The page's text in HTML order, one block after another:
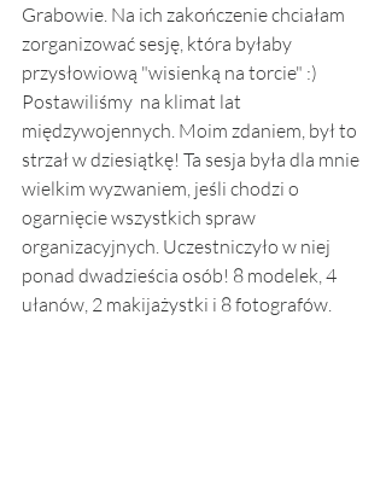
Grabowie. Na ich zakończenie chciałam
zorganizować sesję, która byłaby
przysłowiową "wisienką na torcie" :)
Postawiliśmy  na klimat lat
międzywojennych. Moim zdaniem, był to
strzał w dziesiątkę! Ta sesja była dla mnie
wielkim wyzwaniem, jeśli chodzi o
ogarnięcie wszystkich spraw
organizacyjnych. Uczestniczyło w niej
ponad dwadzieścia osób! 8 modelek, 4
ułanów, 2 makijażystki i 8 fotografów.